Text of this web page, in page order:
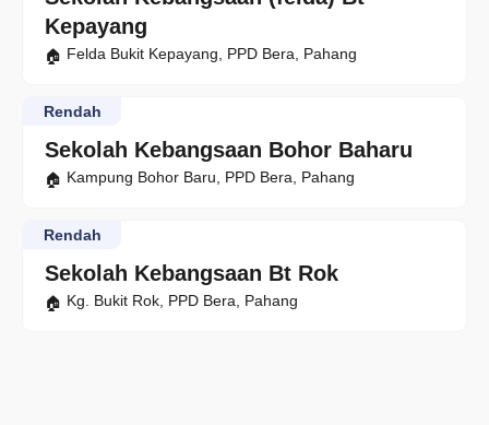
Kepayang
Felda Bukit Kepayang, PPD Bera, Pahang
Sekolah Kebangsaan Bohor Baharu
Rendah
Kampung Bohor Baru, PPD Bera, Pahang
Sekolah Kebangsaan Bt Rok
Rendah
Kg. Bukit Rok, PPD Bera, Pahang